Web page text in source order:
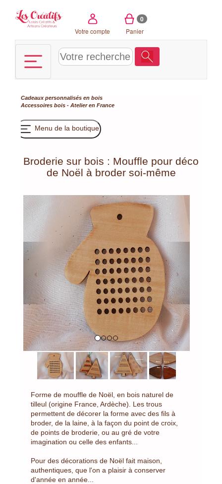
Votre compte
0
Panier
Cadeaux personnalisés en bois
Accessoires bois - Atelier en France
Menu de la boutique
Broderie sur bois : Mouffle pour déco
de Noël à broder soi-même
Previous
Forme de mouffle de Noël, en bois naturel de
tilleul (origine France, Ardèche). Les trous
permettent de décorer la forme avec des fils à
broder, de la laine, à la façon du point de croix,
de points de broderie, ou au gré de votre
imagination ou celle des enfants...
Pour des décorations de Noël fait maison,
authentiques, que l'on a plaisir à conserver
d'année en année...